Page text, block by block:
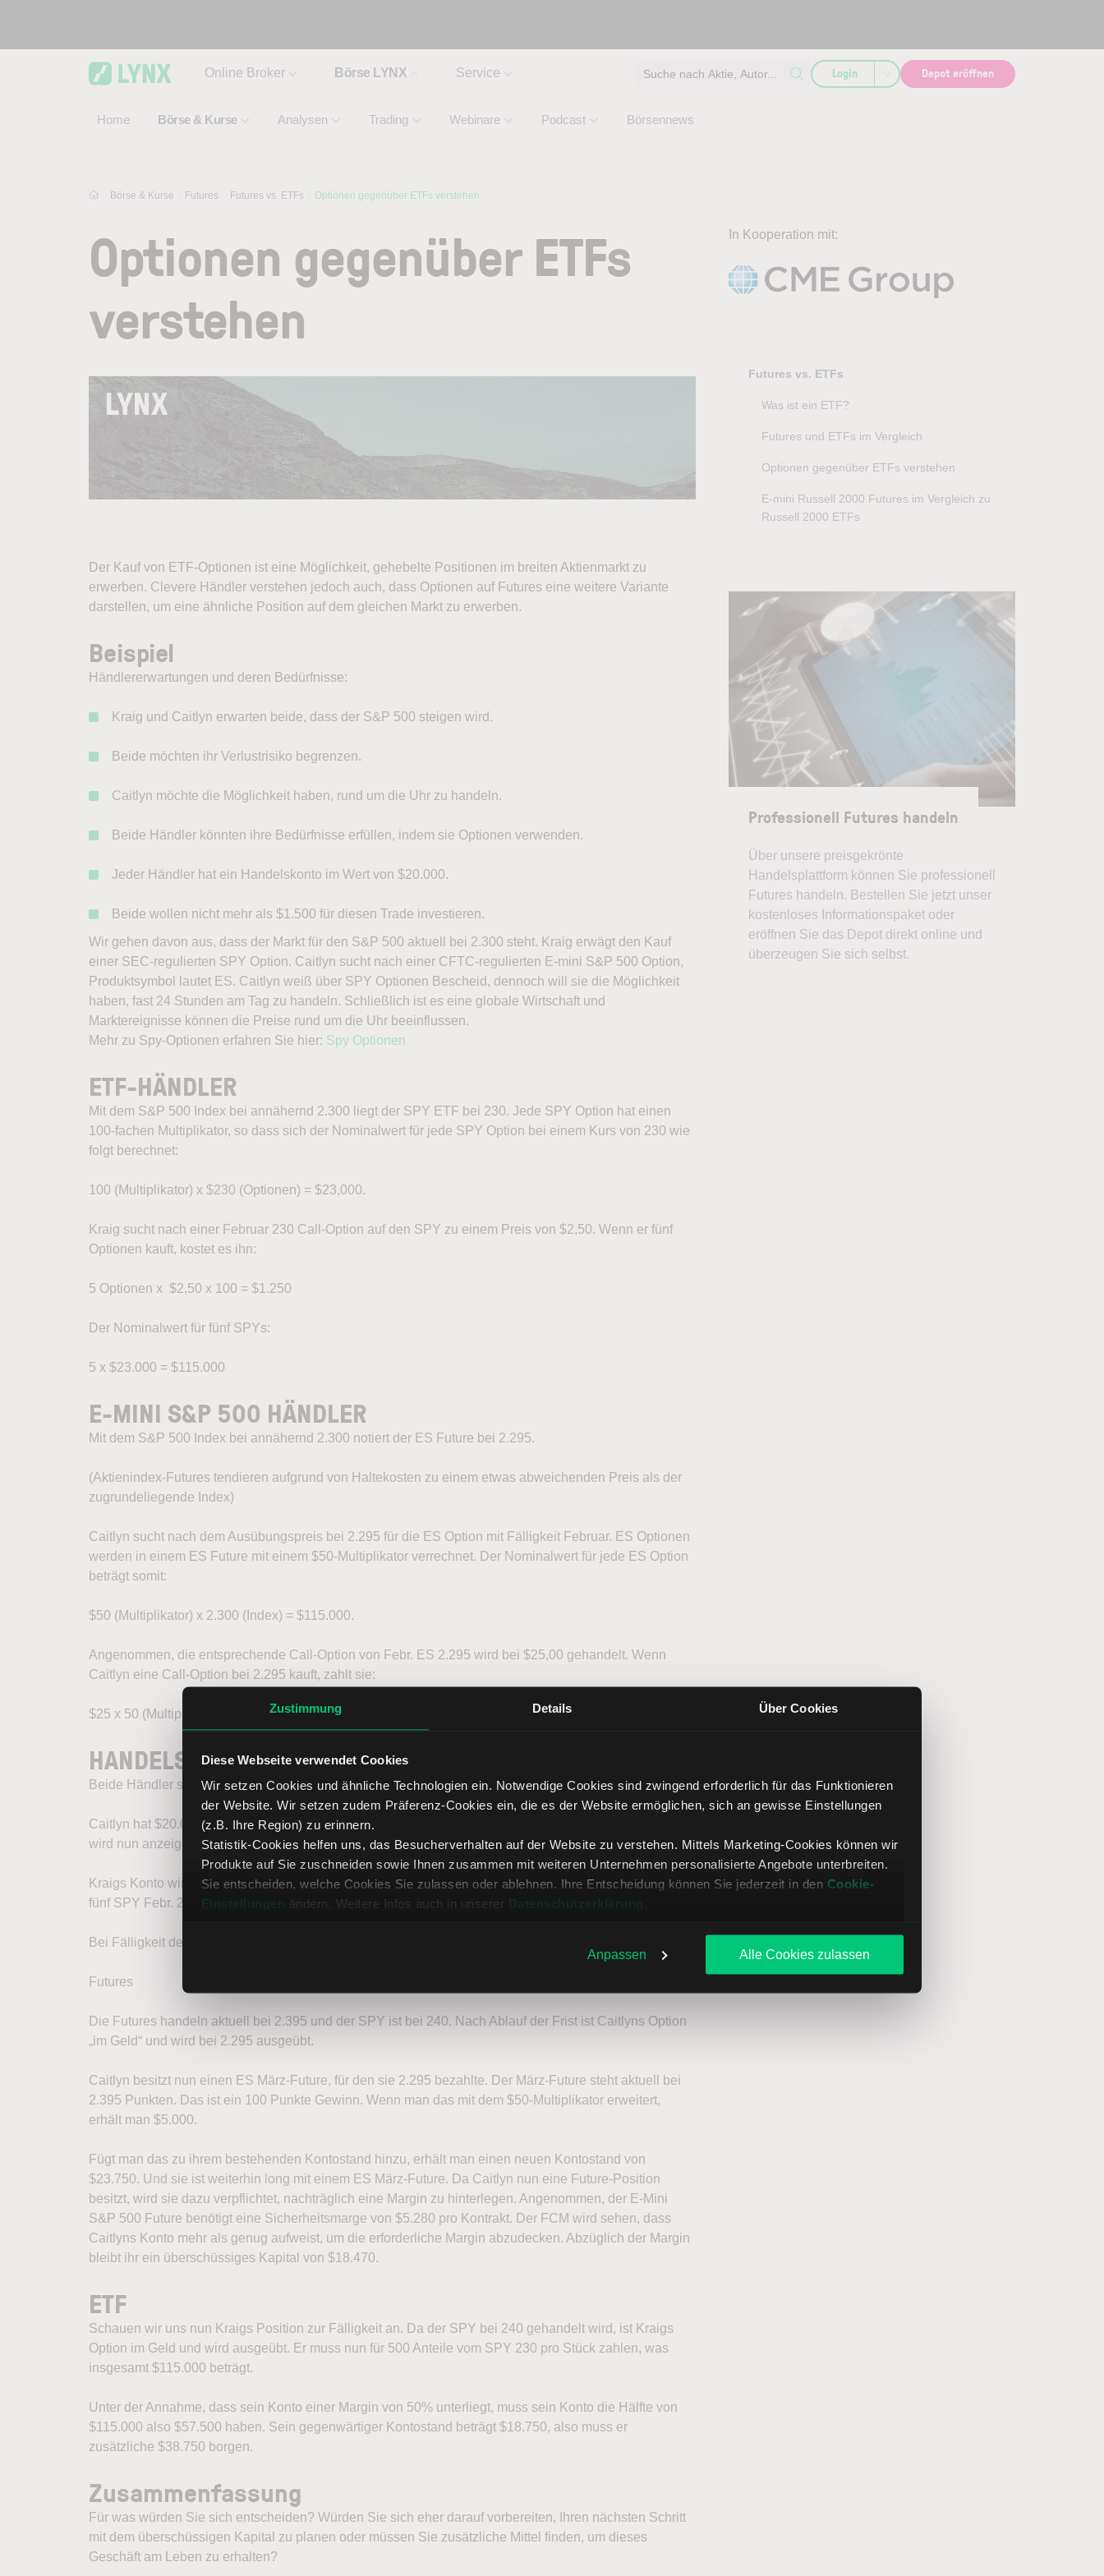
Zustimmung Details Über Cookies
Diese Webseite verwendet Cookies
Wir setzen Cookies und ähnliche Technologien ein. Notwendige Cookies sind zwingend erforderlich für das Funktionieren
der Website. Wir setzen zudem Präferenz-Cookies ein, die es der Website ermöglichen, sich an gewisse Einstellungen
(z.B. Ihre Region) zu erinnern.
Statistik-Cookies helfen uns, das Besucherverhalten auf der Website zu verstehen. Mittels Marketing-Cookies können wir
Produkte auf Sie zuschneiden sowie Ihnen zusammen mit weiteren Unternehmen personalisierte Angebote unterbreiten.
Sie entscheiden, welche Cookies Sie zulassen oder ablehnen. Ihre Entscheidung können Sie jederzeit in den Cookie-
Einstellungen
ändern. Weitere Infos auch in unserer Datenschutzerklärung
Anpassen Alle Cookies zulassen
Online Broker Börse LYNX
Home Börse & Kurse Analysen Trading Webinare Podcast Börsennews
Service Suche nach Aktie, Autor... Login Depot eröffnen
Börse & Kurse Futures Futures vs. ETFs Optionen gegenüber ETFs verstehen
Optionen gegenüber ETFs
verstehen
Der Kauf von ETF-Optionen ist eine Möglichkeit, gehebelte Positionen im breiten Aktienmarkt zu
erwerben. Clevere Händler verstehen jedoch auch, dass Optionen auf Futures eine weitere Variante
darstellen, um eine ähnliche Position auf dem gleichen Markt zu erwerben.
Beispiel
Händlererwartungen und deren Bedürfnisse:
Kraig und Caitlyn erwarten beide, dass der S&P 500 steigen wird.
Beide möchten ihr Verlustrisiko begrenzen.
Caitlyn möchte die Möglichkeit haben, rund um die Uhr zu handeln.
Beide Händler könnten ihre Bedürfnisse erfüllen, indem sie Optionen verwenden.
Jeder Händler hat ein Handelskonto im Wert von $20.000.
Beide wollen nicht mehr als $1.500 für diesen Trade investieren.
Wir gehen davon aus, dass der Markt für den S&P 500 aktuell bei 2.300 steht. Kraig erwägt den Kauf
einer SEC-regulierten SPY Option. Caitlyn sucht nach einer CFTC-regulierten E-mini S&P 500 Option,
Produktsymbol lautet ES. Caitlyn weiß über SPY Optionen Bescheid, dennoch will sie die Möglichkeit
haben, fast 24 Stunden am Tag zu handeln. Schließlich ist es eine globale Wirtschaft und
Marktereignisse können die Preise rund um die Uhr beeinflussen.
Mehr zu Spy-Optionen erfahren Sie hier: Spy Optionen
ETF-HÄNDLER
Mit dem S&P 500 Index bei annähernd 2.300 liegt der SPY ETF bei 230. Jede SPY Option hat einen
100-fachen Multiplikator, so dass sich der Nominalwert für jede SPY Option bei einem Kurs von 230 wie
folgt berechnet:
100 (Multiplikator) x $230 (Optionen) = $23,000.
Kraig sucht nach einer Februar 230 Call-Option auf den SPY zu einem Preis von $2,50. Wenn er fünf
Optionen kauft, kostet es ihn:
5 Optionen x $2,50 x 100 = $1.250
Der Nominalwert für fünf SPYs:
5 x $23.000 = $115.000
E-MINI S&P 500 HÄNDLER
Mit dem S&P 500 Index bei annähernd 2.300 notiert der ES Future bei 2.295.
(Aktienindex-Futures tendieren aufgrund von Haltekosten zu einem etwas abweichenden Preis als der
zugrundeliegende Index)
Caitlyn sucht nach dem Ausübungspreis bei 2.295 für die ES Option mit Fälligkeit Februar. ES Optionen
werden in einem ES Future mit einem $50-Multiplikator verrechnet. Der Nominalwert für jede ES Option
beträgt somit:
$50 (Multiplikator) x 2.300 (Index) = $115.000.
Angenommen, die entsprechende Call-Option von Febr. ES 2.295 wird bei $25,00 gehandelt. Wenn
Caitlyn eine Call-Option bei 2.295 kauft, zahlt sie:
$25 x 50 (Multiplikator) = $1.250
HANDELSERGEBNISSE
Beide Händler senden ihre Orders, die sofort ausgeführt werden.
Caitlyn hat $20.000 auf ihrem Future-Account bei einem Futures Commission Merchant (FCM). Ihr Konto
wird nun anzeigen: $18.750,00 ($20.000 – $1.250) und long mit einer ES Febr. 2.295 Call-Option.
Kraigs Konto wird ein ähnliches Guthaben von $18.750 aufweisen ($20.000 – $1.250) und er ist long mit
fünf SPY Febr. 230 Call-Optionen.
Bei Fälligkeit der Kontrakte im Februar ist der S&P 500 Index auf 2.400 angestiegen.
Futures
Die Futures handeln aktuell bei 2.395 und der SPY ist bei 240. Nach Ablauf der Frist ist Caitlyns Option
„im Geld“ und wird bei 2.295 ausgeübt.
Caitlyn besitzt nun einen ES März-Future, für den sie 2.295 bezahlte. Der März-Future steht aktuell bei
2.395 Punkten. Das ist ein 100 Punkte Gewinn. Wenn man das mit dem $50-Multiplikator erweitert,
erhält man $5.000.
Fügt man das zu ihrem bestehenden Kontostand hinzu, erhält man einen neuen Kontostand von
$23.750. Und sie ist weiterhin long mit einem ES März-Future. Da Caitlyn nun eine Future-Position
besitzt, wird sie dazu verpflichtet, nachträglich eine Margin zu hinterlegen. Angenommen, der E-Mini
S&P 500 Future benötigt eine Sicherheitsmarge von $5.280 pro Kontrakt. Der FCM wird sehen, dass
Caitlyns Konto mehr als genug aufweist, um die erforderliche Margin abzudecken. Abzüglich der Margin
bleibt ihr ein überschüssiges Kapital von $18.470.
ETF
Schauen wir uns nun Kraigs Position zur Fälligkeit an. Da der SPY bei 240 gehandelt wird, ist Kraigs
Option im Geld und wird ausgeübt. Er muss nun für 500 Anteile vom SPY 230 pro Stück zahlen, was
insgesamt $115.000 beträgt.
Unter der Annahme, dass sein Konto einer Margin von 50% unterliegt, muss sein Konto die Hälfte von
$115.000 also $57.500 haben. Sein gegenwärtiger Kontostand beträgt $18.750, also muss er
zusätzliche $38.750 borgen.
Zusammenfassung
Für was würden Sie sich entscheiden? Würden Sie sich eher darauf vorbereiten, Ihren nächsten Schritt
mit dem überschüssigen Kapital zu planen oder müssen Sie zusätzliche Mittel finden, um dieses
Geschäft am Leben zu erhalten?
In Kooperation mit:
Futures vs. ETFs
Was ist ein ETF?
Futures und ETFs im Vergleich
Optionen gegenüber ETFs verstehen
E-mini Russell 2000 Futures im Vergleich zu
Russell 2000 ETFs
Professionell Futures handeln
Über unsere preisgekrönte
Handelsplattform können Sie professionell
Futures handeln. Bestellen Sie jetzt unser
kostenloses Informationspaket oder
eröffnen Sie das Depot direkt online und
überzeugen Sie sich selbst.